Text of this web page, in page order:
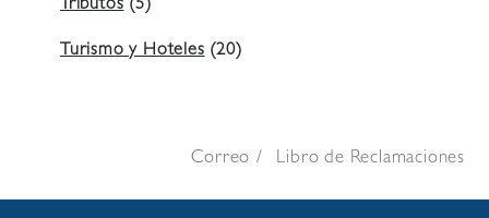
Tributos(5)
Turismo y Hoteles(20)
Correo Libro de Reclamaciones